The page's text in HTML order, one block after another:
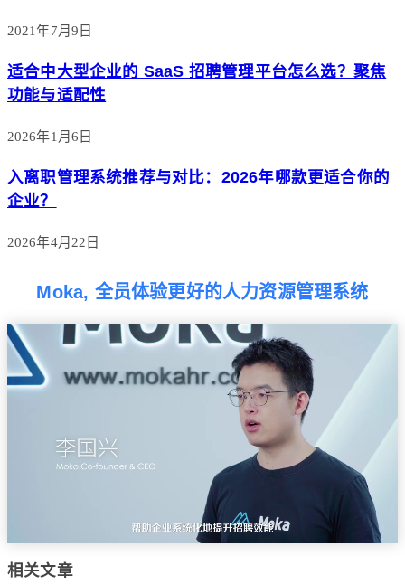
2021年7月9日
适合中大型企业的 SaaS 招聘管理平台怎么选？聚焦
功能与适配性
2026年1月6日
入离职管理系统推荐与对比：2026年哪款更适合你的
企业？
2026年4月22日
Moka, 全员体验更好的人力资源管理系统
相关文章